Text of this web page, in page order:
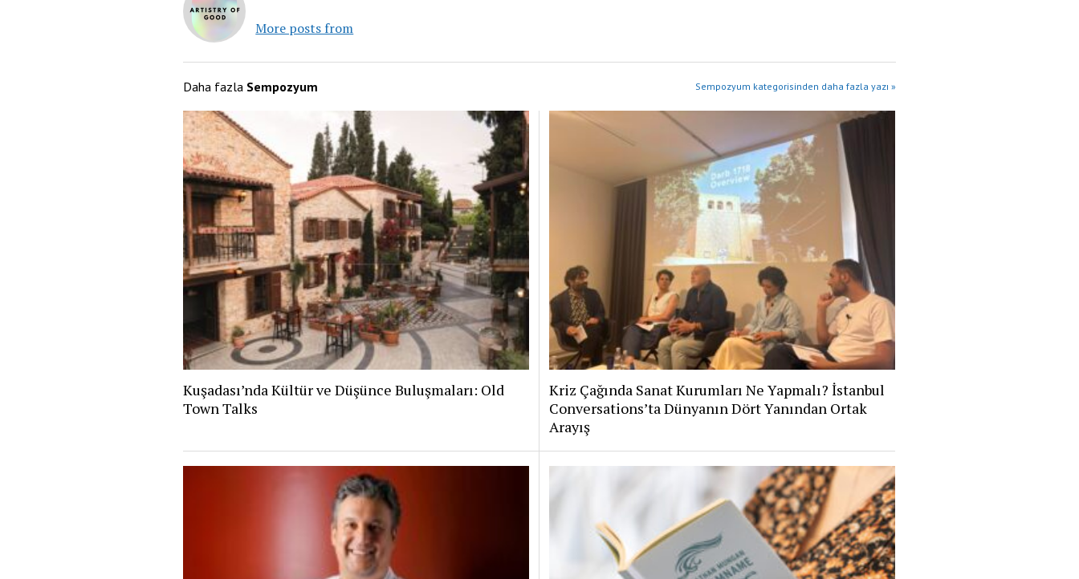
More posts from
Daha fazla Sempozyum Sempozyum kategorisinden daha fazla yazı »
Kuşadası’nda Kültür ve Düşünce Buluşmaları: Old
Town Talks
Kriz Çağında Sanat Kurumları Ne Yapmalı? İstanbul
Conversations’ta Dünyanın Dört Yanından Ortak
Arayış